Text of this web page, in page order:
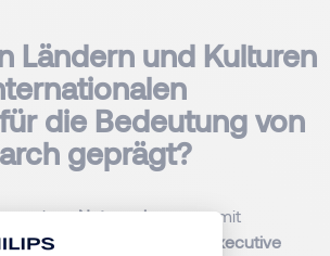
Ländern und Kulturen
die Bedeutung von
geprägt?
einesNetzwerksetwas mit
dass ein
Executive